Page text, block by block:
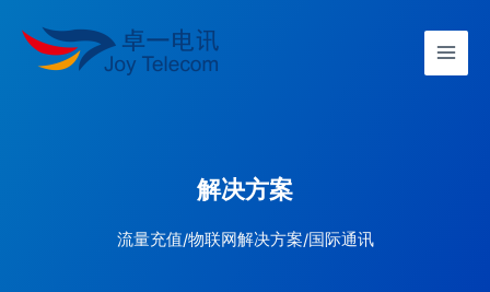
解决方案
流量充值/物联网解决方案/国际通讯